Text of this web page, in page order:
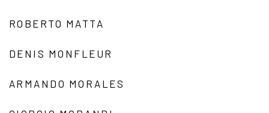
ROBERTO MATTA
DENIS MONFLEUR
ARMANDO MORALES